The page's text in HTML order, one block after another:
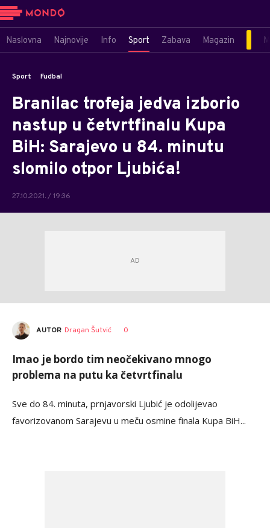
Naslovna Najnovije Info Sport Zabava Magazin
Sport Fudbal
Branilac trofeja jedva izborio
nastup u četvrtfinalu Kupa
BiH: Sarajevo u 84. minutu
slomilo otpor Ljubića!
27.10.2021. / 19:36
AUTOR Dragan Šutvić 0
Imao je bordo tim neočekivano mnogo
problema na putu ka četvrtfinalu
Sve do 84. minuta, prnjavorski Ljubić je odolijevao
favorizovanom Sarajevu u meču osmine finala Kupa BiH...